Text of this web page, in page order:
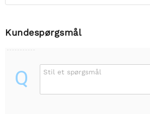
Kundespørgsmål
Q Stil et spørgsmål